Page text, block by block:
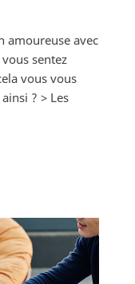
amoureuse avec
sentez
vous vous
? > Les